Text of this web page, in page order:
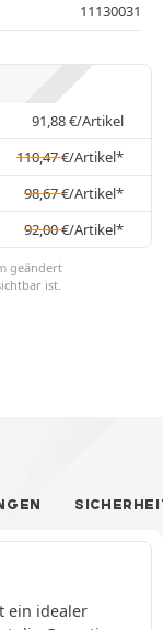
11130031
91,88€/Artikel
110,47€/Artikel*
98,67€/Artikel*
92,00€/Artikel*
geändert
ist.
ein idealer